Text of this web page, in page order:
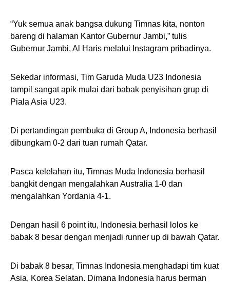
“Yuk semua anak bangsa dukung Timnas kita, nonton
bareng di halaman Kantor Gubernur Jambi,” tulis
Gubernur Jambi, Al Haris melalui Instagram pribadinya.
Sekedar informasi, Tim Garuda Muda U23 Indonesia
tampil sangat apik mulai dari babak penyisihan grup di
Piala Asia U23.
Di pertandingan pembuka di Group A, Indonesia berhasil
dibungkam 0-2 dari tuan rumah Qatar.
Pasca kelelahan itu, Timnas Muda Indonesia berhasil
bangkit dengan mengalahkan Australia 1-0 dan
mengalahkan Yordania 4-1.
Dengan hasil 6 point itu, Indonesia berhasil lolos ke
babak 8 besar dengan menjadi runner up di bawah Qatar.
Di babak 8 besar, Timnas Indonesia menghadapi tim kuat
Asia, Korea Selatan. Dimana Indonesia harus berman